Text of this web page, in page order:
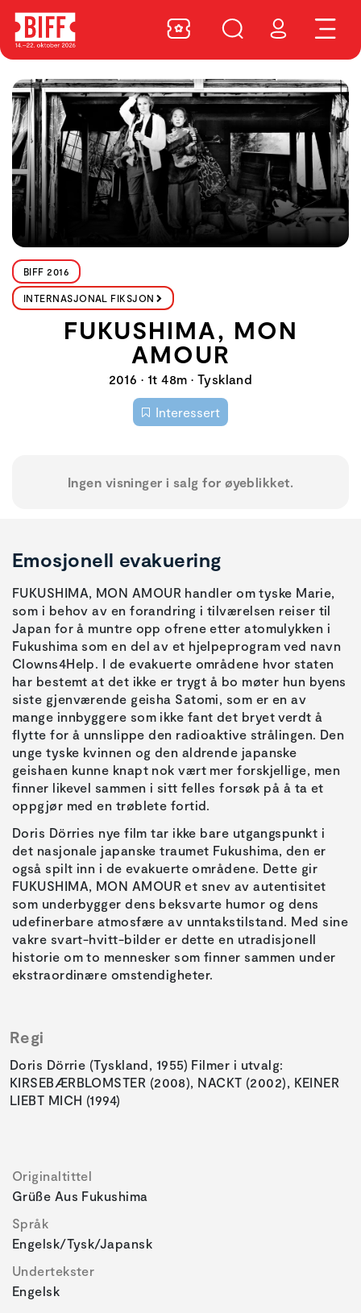
BIFF 2016
INTERNASJONAL FIKSJON
FUKUSHIMA, MON
AMOUR
2016 • 1t 48m • Tyskland
Interessert
Ingen visninger i salg for øyeblikket.
Emosjonell evakuering
FUKUSHIMA, MON AMOUR handler om tyske Marie,
som i behov av en forandring i tilværelsen reiser til
Japan for å muntre opp ofrene etter atomulykken i
Fukushima som en del av et hjelpeprogram ved navn
Clowns4Help. I de evakuerte områdene hvor staten
har bestemt at det ikke er trygt å bo møter hun byens
siste gjenværende geisha Satomi, som er en av
mange innbyggere som ikke fant det bryet verdt å
flytte for å unnslippe den radioaktive strålingen. Den
unge tyske kvinnen og den aldrende japanske
geishaen kunne knapt nok vært mer forskjellige, men
finner likevel sammen i sitt felles forsøk på å ta et
oppgjør med en trøblete fortid.
Doris Dörries nye film tar ikke bare utgangspunkt i
det nasjonale japanske traumet Fukushima, den er
også spilt inn i de evakuerte områdene. Dette gir
FUKUSHIMA, MON AMOUR et snev av autentisitet
som underbygger dens beksvarte humor og dens
udefinerbare atmosfære av unntakstilstand. Med sine
vakre svart-hvitt-bilder er dette en utradisjonell
historie om to mennesker som finner sammen under
ekstraordinære omstendigheter.
Regi
Doris Dörrie (Tyskland, 1955) Filmer i utvalg:
KIRSEBÆRBLOMSTER (2008), NACKT (2002), KEINER
LIEBT MICH (1994)
Originaltittel
Grüße Aus Fukushima
Språk
Engelsk/tysk/japansk
Undertekster
Engelsk